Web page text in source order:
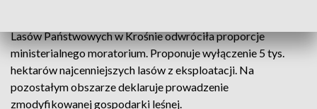
Lasów Państwowych w Krośnie odwróciła proporcje
ministerialnego moratorium. Proponuje wyłączenie 5 tys.
hektarów najcenniejszych lasów z eksploatacji. Na
pozostałym obszarze deklaruje prowadzenie
zmodyfikowanej gospodarki leśnej.